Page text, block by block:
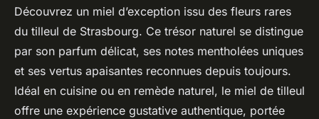
Découvrez le miel de tilleul
pur et naturel de strasbourg
Kylian• 13 août 2025•4 min de lecture
Découvrez un miel d’exception issu des fleurs rares
du tilleul de Strasbourg. Ce trésor naturel se distingue
par son parfum délicat, ses notes mentholées uniques
et ses vertus apaisantes reconnues depuis toujours.
Idéal en cuisine ou en remède naturel, le miel de tilleul
offre une expérience gustative authentique, portée